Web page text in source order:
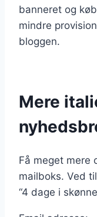
banneret og
mindre
bloggen.
Mere
Få meget mere
mailboks. Ved
“4 dage i